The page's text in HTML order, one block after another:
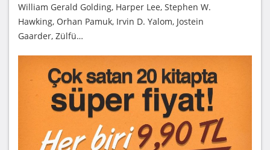
William Gerald Golding, Harper Lee, Stephen W.
Hawking, Orhan Pamuk, Irvin D. Yalom, Jostein
Gaarder, Zülfü…